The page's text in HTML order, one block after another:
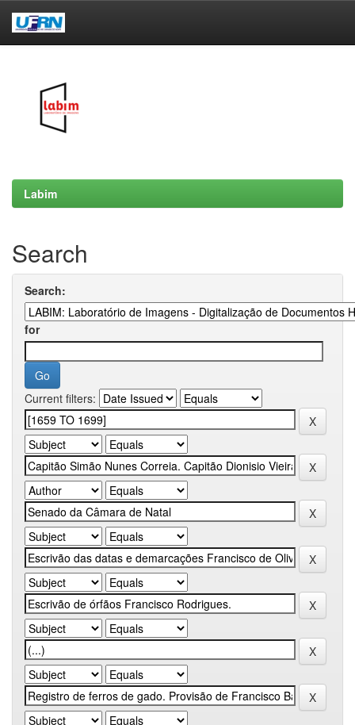
Labim
Search
Search:
for
Current filters: